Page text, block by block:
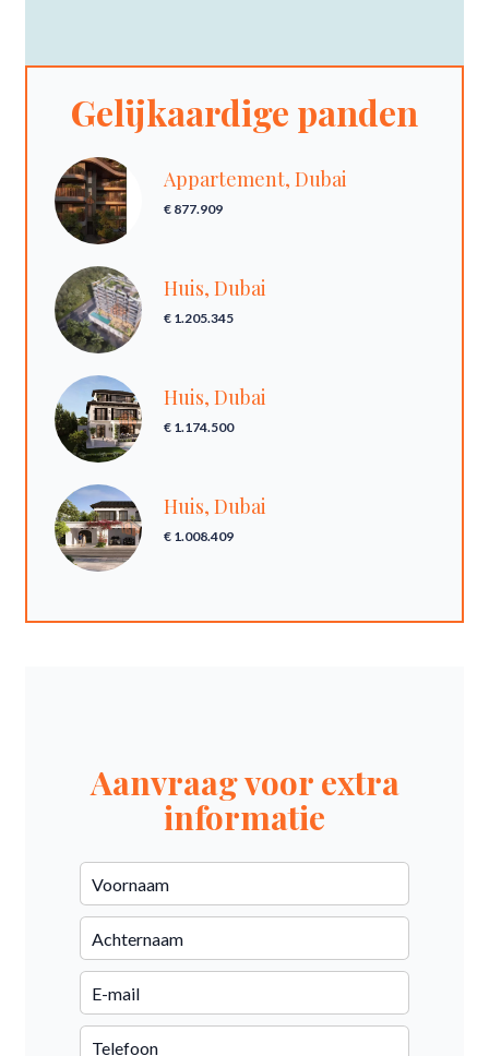
Gelijkaardige panden
Appartement, Dubai
€ 877.909
Huis, Dubai
€ 1.205.345
Huis, Dubai
€ 1.174.500
Huis, Dubai
€ 1.008.409
Aanvraag voor extra
informatie